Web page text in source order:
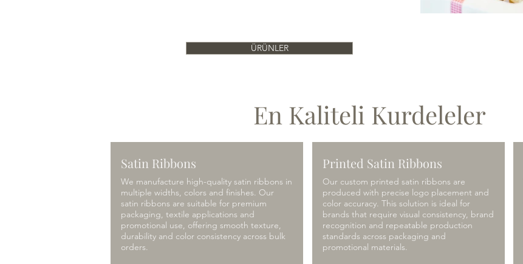
ÜRÜNLER
En Kaliteli Kurdeleler
Satin Ribbons
We manufacture high-quality satin ribbons in
multiple widths, colors and finishes. Our
satin ribbons are suitable for premium
packaging, textile applications and
promotional use, offering smooth texture,
durability and color consistency across bulk
orders.
Printed Satin Ribbons
Our custom printed satin ribbons are
produced with precise logo placement and
color accuracy. This solution is ideal for
brands that require visual consistency, brand
recognition and repeatable production
standards across packaging and
promotional materials.